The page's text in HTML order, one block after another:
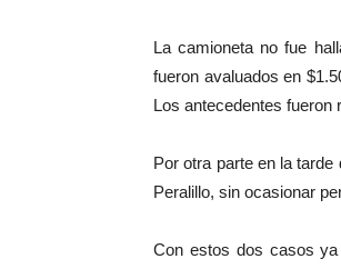
La camioneta no fue
fueron avaluados en
Los antecedentes fueron
Por otra parte en la
Peralillo, sin ocasionar
Con estos dos casos